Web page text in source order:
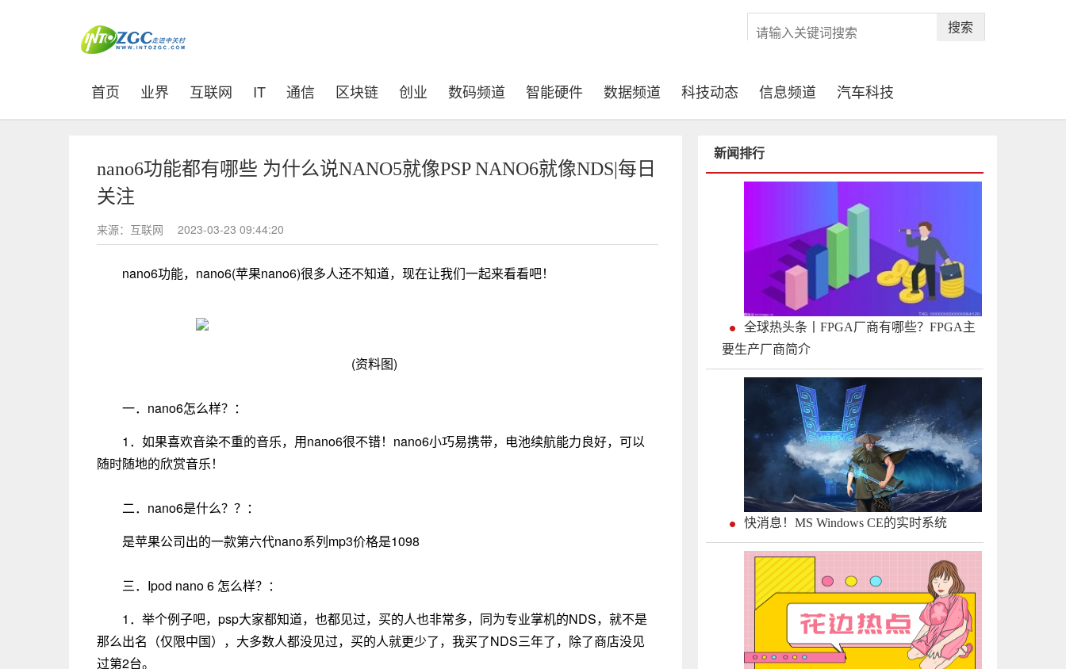
搜索
首页 (current)
业界 互联网 IT 通信 区块链 创业 数码频道 智能硬件 数据频道 科技动态 信息频道 汽车科技
nano6功能都有哪些 为什么说NANO5就像PSP NANO6就像NDS|每日
关注
来源：互联网 2023-03-23 09:44:20
nano6功能，nano6(苹果nano6)很多人还不知道，现在让我们一起来看看吧！
(资料图)
一．nano6怎么样？：
1．如果喜欢音染不重的音乐，用nano6很不错！nano6小巧易携带，电池续航能力良好，可以
随时随地的欣赏音乐！
二．nano6是什么？？：
是苹果公司出的一款第六代nano系列mp3价格是1098
三．Ipod nano 6 怎么样？：
1．举个例子吧，psp大家都知道，也都见过，买的人也非常多，同为专业掌机的NDS，就不是
那么出名（仅限中国），大多数人都没见过，买的人就更少了，我买了NDS三年了，除了商店没见
过第2台。
新闻排行
全球热头条丨FPGA厂商有哪些？FPGA主
要生产厂商简介
快消息！MS Windows CE的实时系统